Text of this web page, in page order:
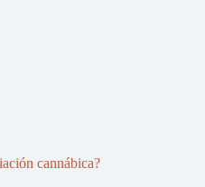
cannábica?